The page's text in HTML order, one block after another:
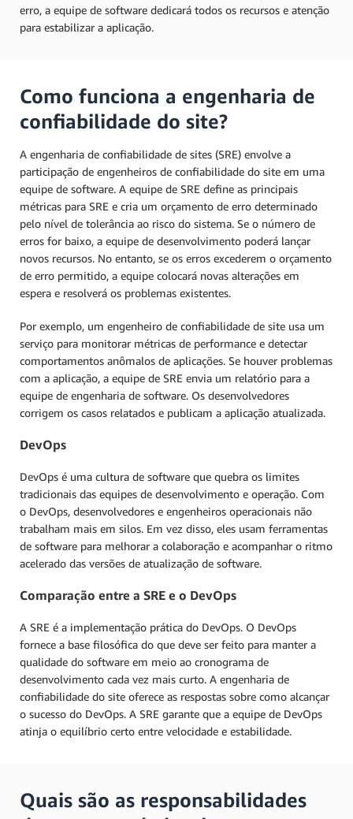
erro, a equipe de software dedicará todos os recursos e atenção
para estabilizar a aplicação.
Como funciona a engenharia de
confiabilidade do site?
A engenharia de confiabilidade de sites (SRE) envolve a
participação de engenheiros de confiabilidade do site em uma
equipe de software. A equipe de SRE define as principais
métricas para SRE e cria um orçamento de erro determinado
pelo nível de tolerância ao risco do sistema. Se o número de
erros for baixo, a equipe de desenvolvimento poderá lançar
novos recursos. No entanto, se os erros excederem o orçamento
de erro permitido, a equipe colocará novas alterações em
espera e resolverá os problemas existentes.
Por exemplo, um engenheiro de confiabilidade de site usa um
serviço para monitorar métricas de performance e detectar
comportamentos anômalos de aplicações. Se houver problemas
com a aplicação, a equipe de SRE envia um relatório para a
equipe de engenharia de software. Os desenvolvedores
corrigem os casos relatados e publicam a aplicação atualizada.
DevOps
DevOps é uma cultura de software que quebra os limites
tradicionais das equipes de desenvolvimento e operação. Com
o DevOps, desenvolvedores e engenheiros operacionais não
trabalham mais em silos. Em vez disso, eles usam ferramentas
de software para melhorar a colaboração e acompanhar o ritmo
acelerado das versões de atualização de software.
Comparação entre a SRE e o DevOps
A SRE é a implementação prática do DevOps. O DevOps
fornece a base filosófica do que deve ser feito para manter a
qualidade do software em meio ao cronograma de
desenvolvimento cada vez mais curto. A engenharia de
confiabilidade do site oferece as respostas sobre como alcançar
o sucesso do DevOps. A SRE garante que a equipe de DevOps
atinja o equilíbrio certo entre velocidade e estabilidade.
Quais são as responsabilidades